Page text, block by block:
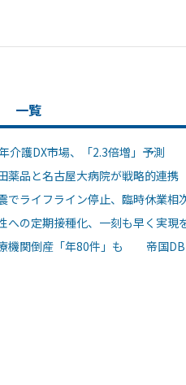
一覧
介護DX市場、「2.3倍増」予測
薬品と名古屋大病院が戦略的連
でライフライン停止、臨時休業
への定期接種化、一刻も早く実
機関倒産「年80件」も 帝国DB